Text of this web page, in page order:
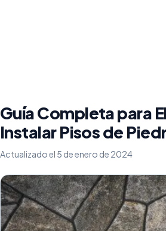
Guía Completa para
Instalar Pisos de
Actualizado el 5 de enero de 2024